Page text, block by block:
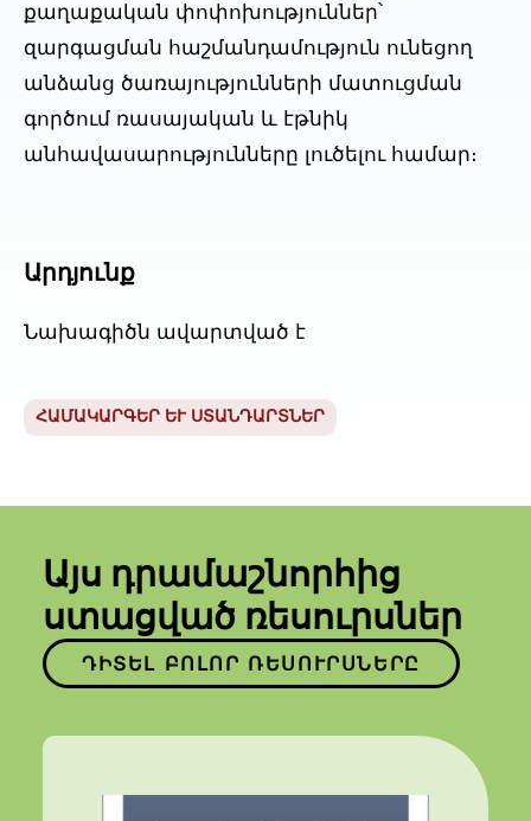
քաղաքական փոփոխություններ՝
զարգացման հաշմանդամություն ունեցող
անձանց ծառայությունների մատուցման
գործում ռասայական և էթնիկ
անհավասարությունները լուծելու համար։
Արդյունք
Նախագիծն ավարտված է
ՀԱՄԱԿԱՐԳԵՐ ԵՒ ՍՏԱՆԴԱՐՏՆԵՐ
Այս դրամաշնորհից
ստացված ռեսուրսներ
ԴԻՏԵԼ ԲՈԼՈՐ ՌԵՍՈՒՐՍՆԵՐԸ